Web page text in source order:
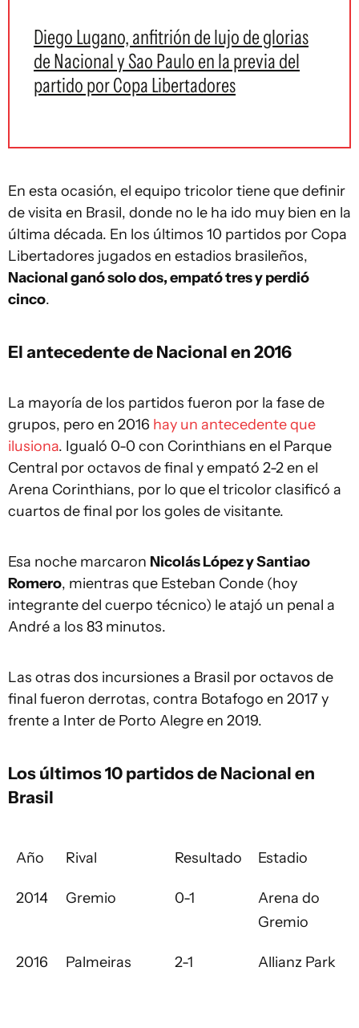
Diego Lugano, anfitrión de lujo de glorias
de Nacional y Sao Paulo en la previa del
partido por Copa Libertadores
En esta ocasión, el equipo tricolor tiene que definir
de visita en Brasil, donde no le ha ido muy bien en la
última década. En los últimos 10 partidos por Copa
Libertadores jugados en estadios brasileños,
Nacional ganó solo dos, empató tres y perdió
cinco.
El antecedente de Nacional en 2016
La mayoría de los partidos fueron por la fase de
grupos, pero en 2016 hay un antecedente que
ilusiona. Igualó 0-0 con Corinthians en el Parque
Central por octavos de final y empató 2-2 en el
Arena Corinthians, por lo que el tricolor clasificó a
cuartos de final por los goles de visitante.
Esa noche marcaron Nicolás López y Santiao
Romero, mientras que Esteban Conde (hoy
integrante del cuerpo técnico) le atajó un penal a
André a los 83 minutos.
Las otras dos incursiones a Brasil por octavos de
final fueron derrotas, contra Botafogo en 2017 y
frente a Inter de Porto Alegre en 2019.
Los últimos 10 partidos de Nacional en
Brasil
Año Rival Resultado Estadio
2014 Gremio 0-1
Arena do
Gremio
2016 Palmeiras 2-1 Allianz Park